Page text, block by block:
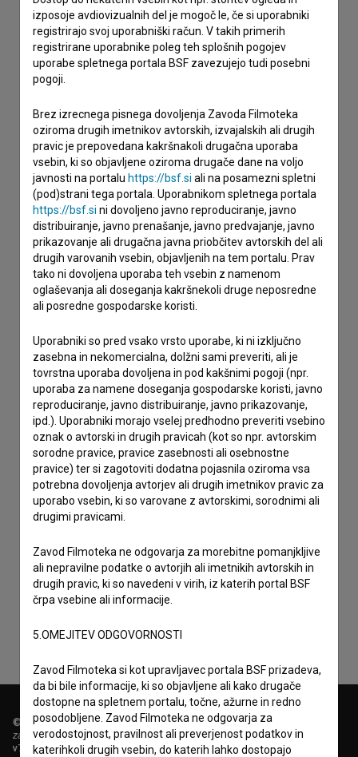
Stik z uredništvom
Spoštovani, s pomočjo spodnjega obrazca lahko stopite v
stik z uredništvom Baze slovenskih filmov. Veseli bomo vaših
imam vprašanje
prijavljam napako
želim dodati podatke
drugo
Sprejemamsplošne pogojein dajem soglasje za
zbiranje, hrambo in obdelavo osebnih podatkov.
© 2018-2026, Filmoteka,
zavod za širjenje filmske kulture
v7.151.0
izposoje avdiovizualnih del je mogoč le, če si uporabniki
registrirajo svoj uporabniški račun. V takih primerih
registrirane uporabnike poleg teh splošnih pogojev
uporabe spletnega portala BSF zavezujejo tudi posebni
pogoji.
Brez izrecnega pisnega dovoljenja Zavoda Filmoteka
oziroma drugih imetnikov avtorskih, izvajalskih ali drugih
pravic je prepovedana kakršnakoli drugačna uporaba
vsebin, ki so objavljene oziroma drugače dane na voljo
javnosti na portalu https://bsf.si ali na posamezni spletni
(pod)strani tega portala. Uporabnikom spletnega portala
https://bsf.si ni dovoljeno javno reproduciranje, javno
distribuiranje, javno prenašanje, javno predvajanje, javno
prikazovanje ali drugačna javna priobčitev avtorskih del ali
drugih varovanih vsebin, objavljenih na tem portalu. Prav
tako ni dovoljena uporaba teh vsebin z namenom
oglaševanja ali doseganja kakršnekoli druge neposredne
ali posredne gospodarske koristi.
Uporabniki so pred vsako vrsto uporabe, ki ni izključno
zasebna in nekomercialna, dolžni sami preveriti, ali je
tovrstna uporaba dovoljena in pod kakšnimi pogoji (npr.
uporaba za namene doseganja gospodarske koristi, javno
reproduciranje, javno distribuiranje, javno prikazovanje,
ipd.). Uporabniki morajo vselej predhodno preveriti vsebino
oznak o avtorski in drugih pravicah (kot so npr. avtorskim
sorodne pravice, pravice zasebnosti ali osebnostne
pravice) ter si zagotoviti dodatna pojasnila oziroma vsa
potrebna dovoljenja avtorjev ali drugih imetnikov pravic za
uporabo vsebin, ki so varovane z avtorskimi, sorodnimi ali
drugimi pravicami.
Zavod Filmoteka ne odgovarja za morebitne pomanjkljive
ali nepravilne podatke o avtorjih ali imetnikih avtorskih in
drugih pravic, ki so navedeni v virih, iz katerih portal BSF
črpa vsebine ali informacije.
5.OMEJITEV ODGOVORNOSTI
Zavod Filmoteka si kot upravljavec portala BSF prizadeva,
da bi bile informacije, ki so objavljene ali kako drugače
dostopne na spletnem portalu, točne, ažurne in redno
posodobljene. Zavod Filmoteka ne odgovarja za
verodostojnost, pravilnost ali preverjenost podatkov in
katerihkoli drugih vsebin, do katerih lahko dostopajo